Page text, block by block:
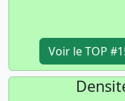
Voir le TOP